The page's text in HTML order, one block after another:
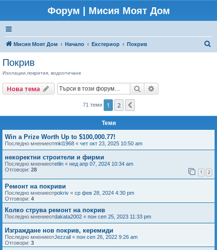
Форум | Мисия Моят Дом
Мисия Моят Дом Начало Екстериор Покрив
Покрив
Изолации,покрития, водоотичане
Нова тема Търсене
71 теми 1 2
Теми
Win a Prize Worth Up to $100,000.77!
Последно мнениеотmkl1968 « чет окт 23, 2025 10:50 am
некоректни строители и фирми
Последно мнениеотetlin « нед апр 07, 2024 10:34 am
Отговори: 28 1 2
Ремонт на покриви
Последно мнениеотpokriv « ср фев 28, 2024 4:30 pm
Отговори: 4
Колко струва ремонт на покрив
Последно мнениеотdakata2002 « пон сеп 25, 2023 11:33 pm
Изграждане нов покрив, керемиди
Последно мнениеотJezzail « пон сеп 26, 2022 9:26 am
Отговори: 3